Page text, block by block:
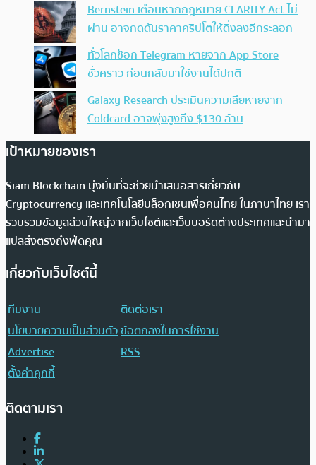
Bernstein เตือนหากกฎหมาย CLARITY Act ไม่
ผ่าน อาจกดดันราคาคริปโตให้ดิ่งลงอีกระลอก
ทั่วโลกช็อก Telegram หายจาก App Store
ชั่วคราว ก่อนกลับมาใช้งานได้ปกติ
Galaxy Research ประเมินความเสียหายจาก
Coldcard อาจพุ่งสูงถึง $130 ล้าน
เป้าหมายของเรา
Siam Blockchain มุ่งมั่นที่จะช่วยนำเสนอสารเกี่ยวกับ
Cryptocurrency และเทคโนโลยีบล็อกเชนเพื่อคนไทย ในภาษาไทย เรา
รวบรวมข้อมูลส่วนใหญ่จากเว็บไซต์และเว็บบอร์ดต่างประเทศและนำมา
แปลส่งตรงถึงฟีดคุณ
เกี่ยวกับเว็บไซต์นี้
ทีมงาน
ติดต่อเรา
นโยบายความเป็นส่วนตัวข้อตกลงในการใช้งาน
Advertise
RSS
ตั้งค่าคุกกี้
ติดตามเรา